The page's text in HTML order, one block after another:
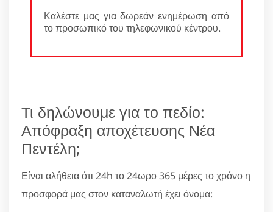
Καλέστε μας για δωρεάν ενημέρωση από
το προσωπικό του τηλεφωνικού κέντρου.
Τι δηλώνουμε για το πεδίο:
Απόφραξη αποχέτευσης Νέα
Πεντέλη;
Είναι αλήθεια ότι 24h το 24ωρο 365 μέρες το χρόνο η
προσφορά μας στον καταναλωτή έχει όνομα: